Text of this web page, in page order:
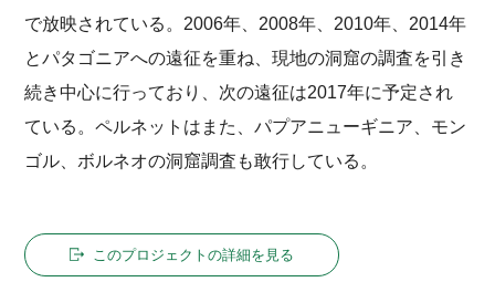
で放映されている。2006年、2008年、2010年、2014年
とパタゴニアへの遠征を重ね、現地の洞窟の調査を引き
続き中心に行っており、次の遠征は2017年に予定され
ている。ペルネットはまた、パプアニューギニア、モン
ゴル、ボルネオの洞窟調査も敢行している。
このプロジェクトの詳細を見る